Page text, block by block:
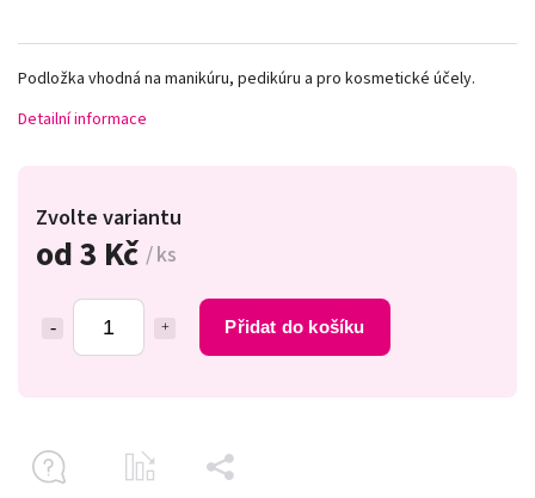
od3 Kč / ks
Přidat do košíku
Zvolte variantu
Podložka vhodná na manikúru, pedikúru a pro kosmetické účely.
Detailní informace